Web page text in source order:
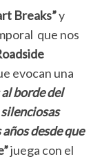
Breaks”y
que nos
evocan una
borde del
desde que
juega con el